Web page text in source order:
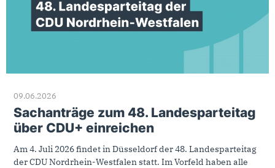
09.06.2026
Sachanträge zum 48. Landesparteitag
über CDU+ einreichen
Am 4. Juli 2026 findet in Düsseldorf der 48. Landesparteitag
der CDU Nordrhein-Westfalen statt. Im Vorfeld haben alle